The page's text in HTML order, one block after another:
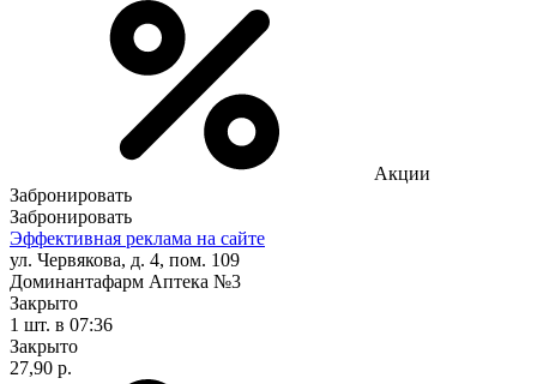
Акции
Забронировать
Забронировать
Эффективная реклама на сайте
ул. Червякова, д. 4, пом. 109
Доминантафарм Аптека №3
Закрыто
1 шт. в 07:36
Закрыто
27,90 р.